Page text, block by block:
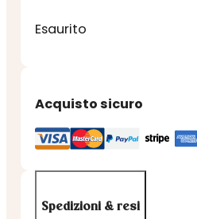
Esaurito
Acquisto sicuro
Spedizioni & resi